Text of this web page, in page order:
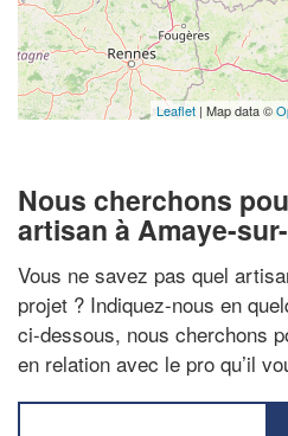
Leaflet | Map data ©
Nous cherchons
artisan à Amaye-
Vous ne savez pas quel
projet ? Indiquez-nous en
ci-dessous, nous cherchons
en relation avec le pro qu’il